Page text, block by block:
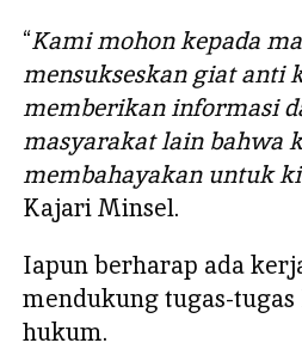
r
S
l
a
n
t
y
“Kami mohon kepada
mensukseskan giat anti
memberikan informasi
masyarakat lain bahwa
membahayakan untuk
Kajari Minsel.
Iapun berharap ada
mendukung tugas-
hukum.